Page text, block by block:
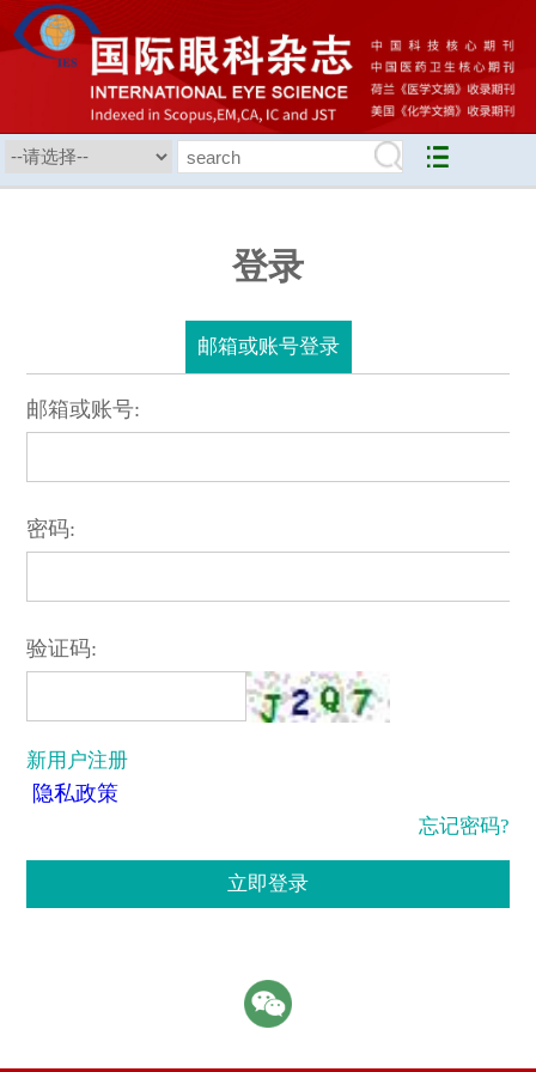
登录
邮箱或账号登录
邮箱或账号:
密码:
验证码:
新用户注册
隐私政策
忘记密码?
立即登录